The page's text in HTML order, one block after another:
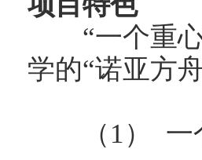
“一个重心”
学的“诺亚方
（1） 一